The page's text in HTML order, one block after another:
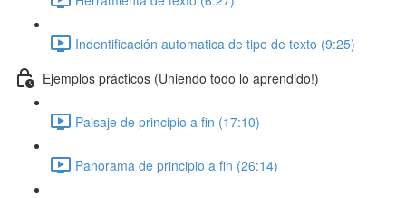
Indentificación automatica de tipo de texto (9:25)
Ejemplos prácticos (Uniendo todo lo aprendido!)
Paisaje de principio a fin (17:10)
Panorama de principio a fin (26:14)